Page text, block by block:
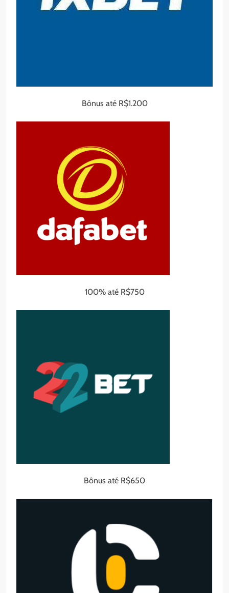
Bônus até R$1.200
100% até R$750
Bônus até R$650